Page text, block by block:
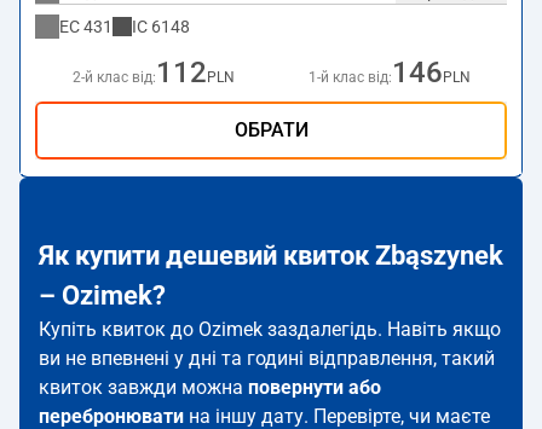
EC431 IC 6148
2-й клас від: 112 PLN 1-й клас від: 146 PLN
ОБРАТИ
Як купити дешевий квиток Zbąszynek
– Ozimek?
Купіть квиток до Ozimek заздалегідь. Навіть якщо
ви не впевнені у дні та годині відправлення, такий
квиток завжди можна повернути або
перебронювати на іншу дату. Перевірте, чи маєте